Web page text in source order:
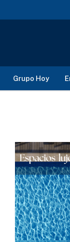
Grupo Hoy